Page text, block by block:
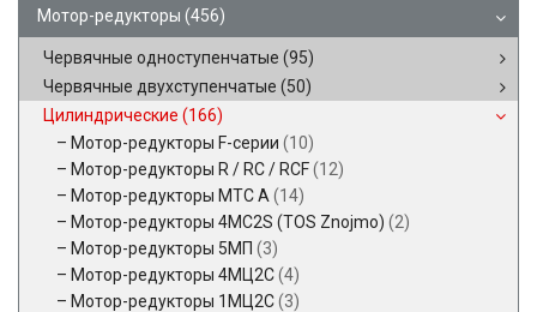
Мотор-редукторы (456)
Червячные одноступенчатые (95)
Червячные двухступенчатые (50)
Цилиндрические (166)
Мотор-редукторы F-серии (10)
Мотор-редукторы R / RC / RCF(12)
Мотор-редукторы MTC A (14)
Мотор-редукторы 4MC2S (TOS Znojmo) (2)
Мотор-редукторы 5МП (3)
Мотор-редукторы 4МЦ2С(4)
Мотор-редукторы 1МЦ2С(3)